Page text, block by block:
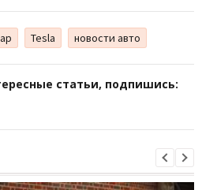
Tesla новости авто
статьи, подпишись: